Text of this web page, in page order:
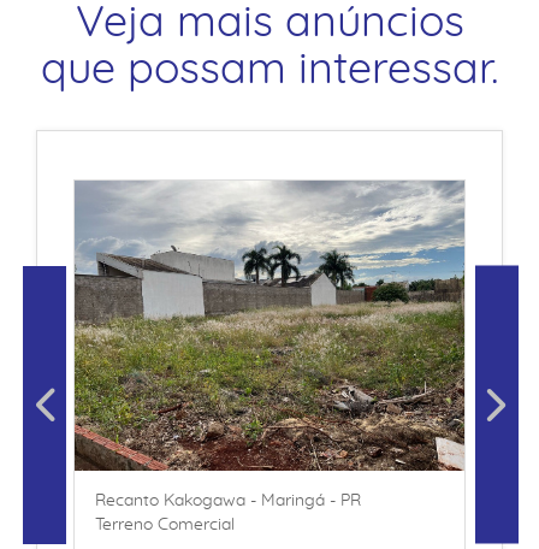
Veja mais anúncios
que possam interessar.
Recanto Kakogawa - Maringá - PR
Terreno Comercial